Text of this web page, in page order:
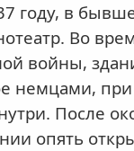
году, в
Во
войны,
немцами, при
После
опять